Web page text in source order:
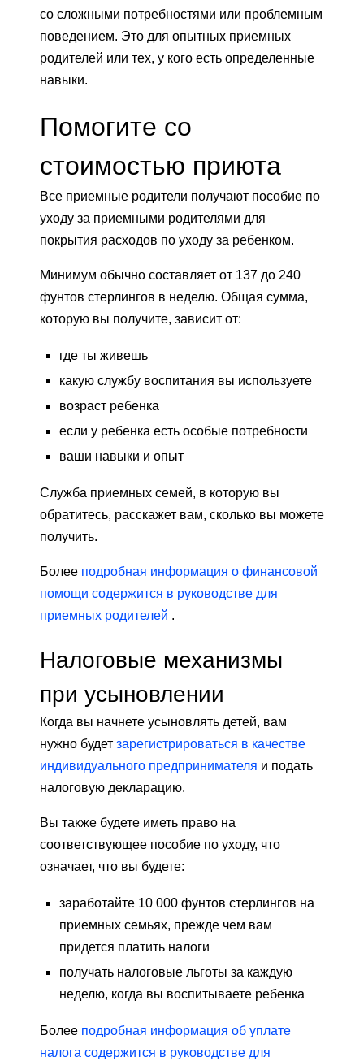
со сложными потребностями или проблемным
поведением. Это для опытных приемных
родителей или тех, у кого есть определенные
навыки.
Помогите со
стоимостью приюта
Все приемные родители получают пособие по
уходу за приемными родителями для
покрытия расходов по уходу за ребенком.
Минимум обычно составляет от 137 до 240
фунтов стерлингов в неделю. Общая сумма,
которую вы получите, зависит от:
где ты живешь
какую службу воспитания вы используете
возраст ребенка
если у ребенка есть особые потребности
ваши навыки и опыт
Служба приемных семей, в которую вы
обратитесь, расскажет вам, сколько вы можете
получить.
Более подробная информация о финансовой
помощи содержится в руководстве для
приемных родителей .
Налоговые механизмы
при усыновлении
Когда вы начнете усыновлять детей, вам
нужно будет зарегистрироваться в качестве
индивидуального предпринимателя и подать
налоговую декларацию.
Вы также будете иметь право на
соответствующее пособие по уходу, что
означает, что вы будете:
заработайте 10 000 фунтов стерлингов на
приемных семьях, прежде чем вам
придется платить налоги
получать налоговые льготы за каждую
неделю, когда вы воспитываете ребенка
Более подробная информация об уплате
налога содержится в руководстве для